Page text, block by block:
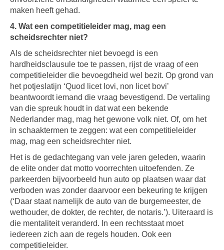
maken heeft gehad.
4. Wat een competitieleider mag, mag een
scheidsrechter niet?
Als de scheidsrechter niet bevoegd is een
hardheidsclausule toe te passen, rijst de vraag of een
competitieleider die bevoegdheid wel bezit. Op grond van
het potjeslatijn ‘Quod licet Iovi, non licet bovi’
beantwoordt iemand die vraag bevestigend. De vertaling
van die spreuk houdt in dat wat een bekende
Nederlander mag, mag het gewone volk niet. Of, om het
in schaaktermen te zeggen: wat een competitieleider
mag, mag een scheidsrechter niet.
Het is de gedachtegang van vele jaren geleden, waarin
de elite onder dat motto voorrechten uitoefenden. Ze
parkeerden bijvoorbeeld hun auto op plaatsen waar dat
verboden was zonder daarvoor een bekeuring te krijgen
(‘Daar staat namelijk de auto van de burgemeester, de
wethouder, de dokter, de rechter, de notaris.’). Uiteraard is
die mentaliteit veranderd. In een rechtsstaat moet
iedereen zich aan de regels houden. Ook een
competitieleider.